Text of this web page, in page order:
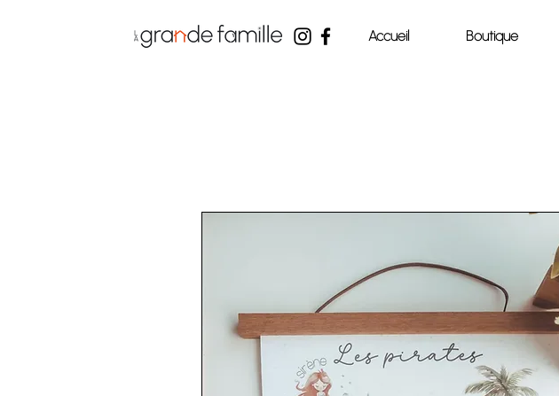
Accueil Boutique